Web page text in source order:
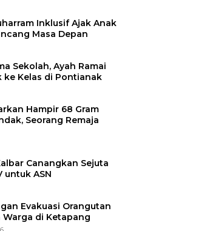
Inklusif Ajak Anak
Masa Depan
Sekolah, Ayah Ramai
ke Kelas di Pontianak
Hampir 68 Gram
Seorang Remaja
Canangkan Sejuta
untuk ASN
Evakuasi Orangutan
Warga di Ketapang